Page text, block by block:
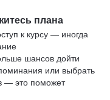
плана
к курсу — иногда
шансов дойти
или выбрать
— это поможет